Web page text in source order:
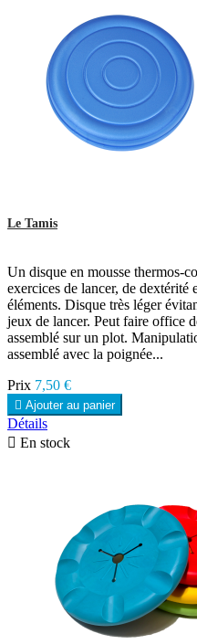
Le Tamis
Un disque en mousse thermos-
exercices de lancer, de dextérité
éléments. Disque très léger
jeux de lancer. Peut faire office
assemblé sur un plot.
assemblé avec la poignée...
Prix 7,50 €
 Ajouter au panier
Détails
 En stock